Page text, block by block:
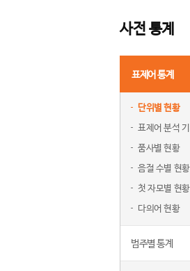
사전 통계
표제어 통계
단위별 현황
표제어 분석
품사별 현황
음절 수별 현황
첫 자모별 현황
다의어 현황
범주별 통계